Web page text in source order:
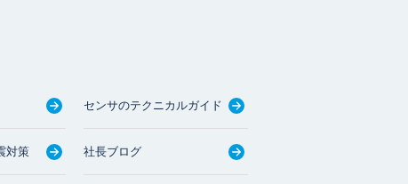
センサのテクニカルガイド
対策 社長ブログ